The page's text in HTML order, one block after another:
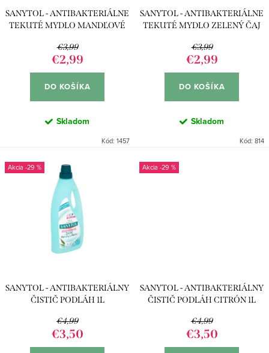
d
u
o
SANYTOL - ANTIBAKTERIÁLNE
TEKUTÉ MYDLO MANDĽOVÉ
€3,99
€2,99
DO KOŠÍKA
Skladom
Kód: 1457
SANYTOL - ANTIBAKTERIÁLNE
TEKUTÉ MYDLO ZELENÝ ČAJ
€3,99
€2,99
DO KOŠÍKA
Skladom
Kód: 814
-29 %
SANYTOL - ANTIBAKTERIÁLNY
ČISTIČ PODLÁH 1L
€4,99
€3,50
-29 %
SANYTOL - ANTIBAKTERIÁLNY
ČISTIČ PODLÁH CITRÓN 1L
€4,99
€3,50